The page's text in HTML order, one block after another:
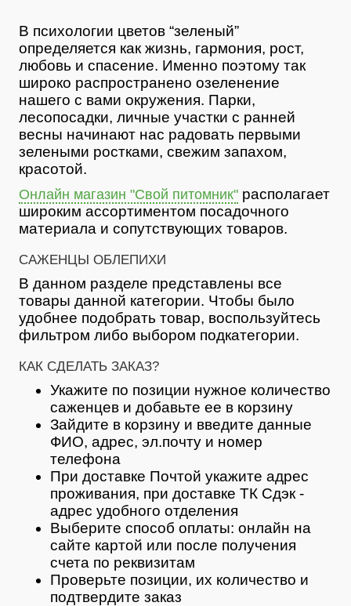
В психологии цветов “зеленый”
определяется как жизнь, гармония, рост,
любовь и спасение. Именно поэтому так
широко распространено озеленение
нашего с вами окружения. Парки,
лесопосадки, личные участки с ранней
весны начинают нас радовать первыми
зелеными ростками, свежим запахом,
красотой.
Онлайн магазин "Свой питомник" располагает
широким ассортиментом посадочного
материала и сопутствующих товаров.
САЖЕНЦЫ ОБЛЕПИХИ
В данном разделе представлены все
товары данной категории. Чтобы было
удобнее подобрать товар, воспользуйтесь
фильтром либо выбором подкатегории.
КАК СДЕЛАТЬ ЗАКАЗ?
Укажите по позиции нужное количество
саженцев и добавьте ее в корзину
Зайдите в корзину и введите данные
ФИО, адрес, эл.почту и номер
телефона
При доставке Почтой укажите адрес
проживания, при доставке ТК Сдэк -
адрес удобного отделения
Выберите способ оплаты: онлайн на
сайте картой или после получения
счета по реквизитам
Проверьте позиции, их количество и
подтвердите заказ